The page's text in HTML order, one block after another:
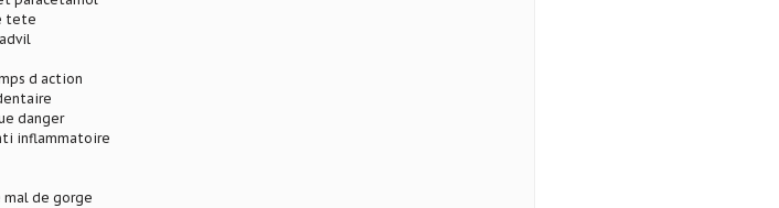
tete
d action
danger
inflammatoire
mal de gorge